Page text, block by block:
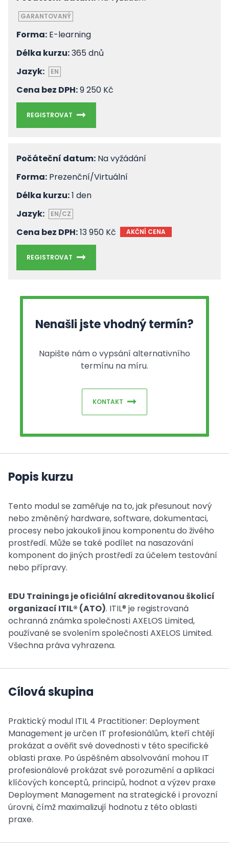
GARANTOVANÝ
Forma: E-learning
Délka kurzu:365 dnů
Jazyk:
EN
Cena bez DPH:9 250 Kč
REGISTROVAT
Počáteční datum: Na vyžádání
Forma: Prezenční/Virtuální
Délka kurzu:1 den
Jazyk:
EN/CZ
Cena bez DPH:13 950 Kč AKČNÍ CENA
REGISTROVAT
Nenašli jste vhodný termín?
Napište nám o vypsání alternativního
termínu na míru.
KONTAKT
Popis kurzu
Tento modul se zaměřuje na to, jak přesunout nový
nebo změněný hardware, software, dokumentaci,
procesy nebo jakoukoli jinou komponentu do živého
prostředí. Může se také podílet na nasazování
komponent do jiných prostředí za účelem testování
nebo přípravy.
EDU Trainings je oficiální akreditovanou školicí
organizací ITIL® (ATO). ITIL® je registrovaná
ochranná známka společnosti AXELOS Limited,
používané se svolením společnosti AXELOS Limited.
Všechna práva vyhrazena.
Cílová skupina
Praktický modul ITIL 4 Practitioner: Deployment
Management je určen IT profesionálům, kteří chtějí
prokázat a ověřit své dovednosti v této specifické
oblasti praxe. Po úspěšném absolvování mohou IT
profesionálové prokázat své porozumění a aplikaci
klíčových konceptů, principů, hodnot a výzev praxe
Deployment Management na strategické i provozní
úrovni, čímž maximalizují hodnotu z této oblasti
praxe.